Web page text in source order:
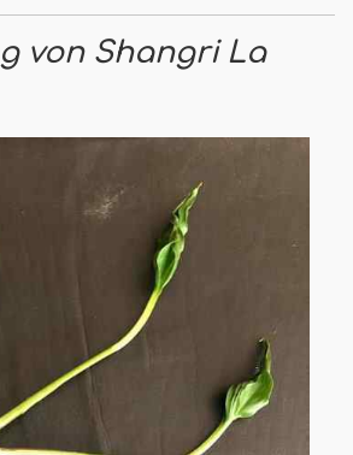
von Shangri La